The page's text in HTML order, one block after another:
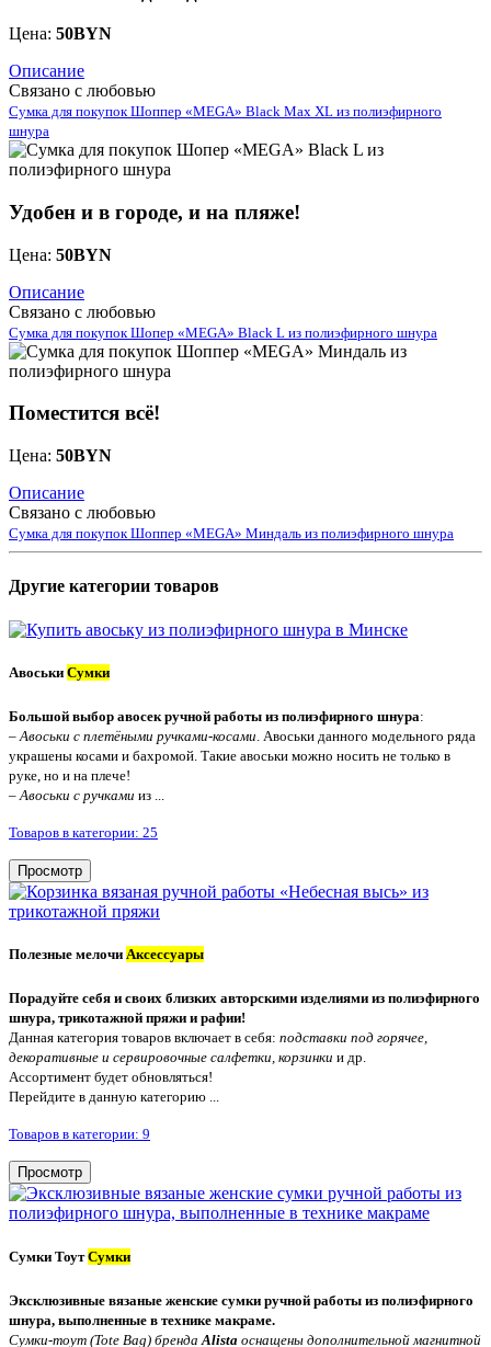
Цена: 50BYN
Описание
Связано с любовью
Сумка для покупок Шоппер «MEGA» Black Max XL из полиэфирного
шнура
Удобен и в городе, и на пляже!
Цена: 50BYN
Описание
Связано с любовью
Сумка для покупок Шопер «MEGA» Black L из полиэфирного шнура
Поместится всё!
Цена: 50BYN
Описание
Связано с любовью
Сумка для покупок Шоппер «MEGA» Миндаль из полиэфирного шнура
Другие категории товаров
Авоськи Сумки
Большой выбор авосек ручной работы из полиэфирного шнура:
–Авоськи с плетёными ручками-косами. Авоськи данного модельного ряда
украшены косами и бахромой. Такие авоськи можно носить не только в
руке, но и на плече!
–Авоськи с ручками из ...
Товаров в категории: 25
Просмотр
Полезные мелочи Аксессуары
Порадуйте себя и своих близких авторскими изделиями из полиэфирного
шнура, трикотажной пряжи и рафии!
Данная категория товаров включает в себя: подставки под горячее,
декоративные и сервировочные салфетки, корзинки и др.
Ассортимент будет обновляться!
Перейдите в данную категорию ...
Товаров в категории: 9
Просмотр
Сумки Тоут Сумки
Эксклюзивные вязаные женские сумки ручной работы из полиэфирного
шнура, выполненные в технике макраме.
Сумки-тоут (Tote Bag) бренда Alista оснащены дополнительной магнитной